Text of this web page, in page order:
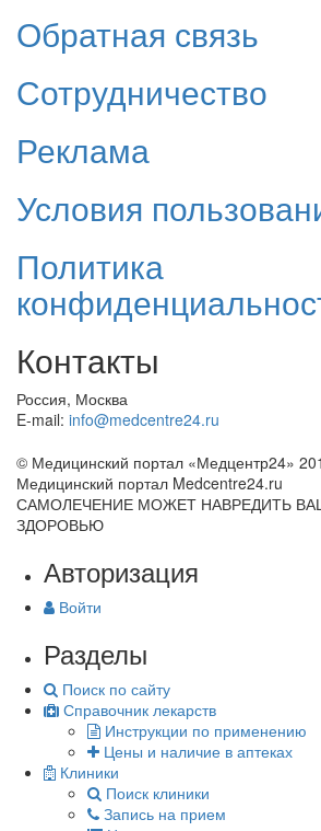
Обратная связь
Сотрудничество
Реклама
Условия
Политика
Контакты
Россия, Москва
E-mail: info@medcentre24.ru
© Медицинский портал «Медцентр24»
Медицинский портал Medcentre24.ru
САМОЛЕЧЕНИЕ МОЖЕТ НАВРЕДИТЬ
ЗДОРОВЬЮ
Авторизация
Войти
Разделы
Поиск по сайту
Справочник лекарств
Инструкции по применению
Цены и наличие в аптеках
Клиники
Поиск клиники
Запись на прием